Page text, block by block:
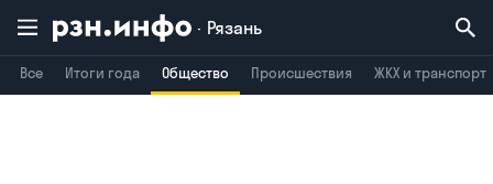
Рязань
Все Итоги года Общество Происшествия ЖКХ и транспорт
Воронеж Брянск